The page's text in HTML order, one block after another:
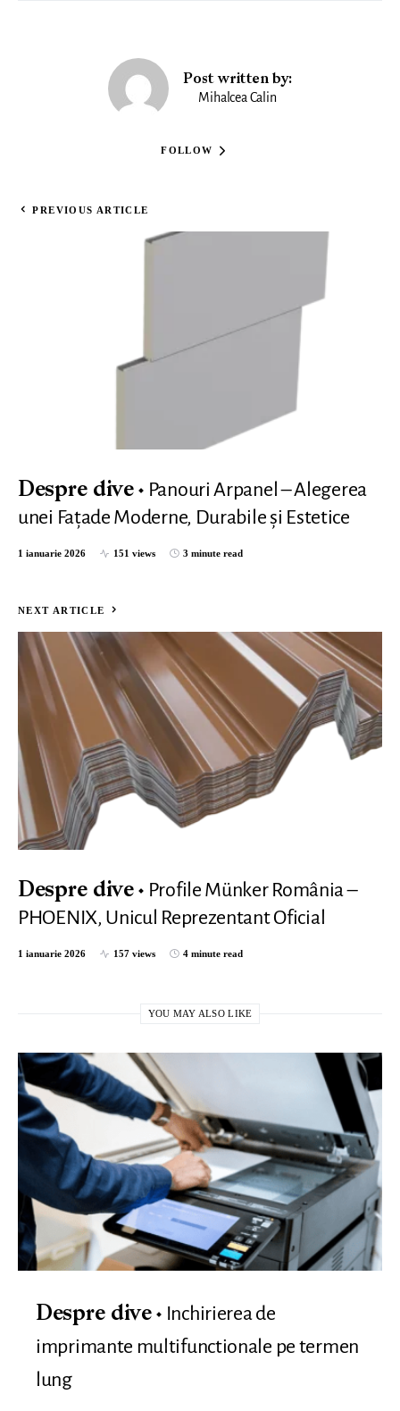
Post written by:
Mihalcea Calin
FOLLOW
PREVIOUS ARTICLE
Despre dive
Panouri Arpanel – Alegerea
unei Fațade Moderne, Durabile și Estetice
1 ianuarie 2026 151 views 3 minute read
NEXT ARTICLE
Despre dive
Profile Münker România –
PHOENIX, Unicul Reprezentant Oficial
1 ianuarie 2026 157 views 4 minute read
YOU MAY ALSO LIKE
Despre dive
Inchirierea de
imprimante multifunctionale pe termen
lung